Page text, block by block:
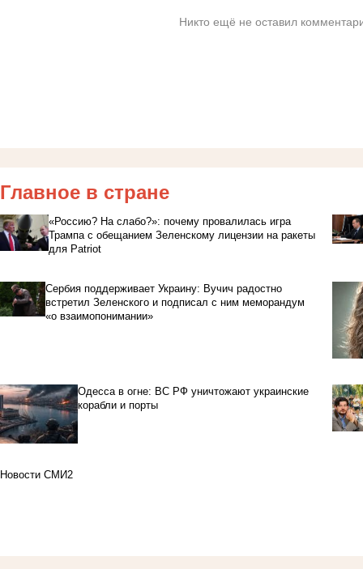
Никто ещё не оставил
Главное в стране
«Россию? На слабо?»: почему провалилась игра
Трампа с обещанием Зеленскому лицензии на ракеты
для Patriot
Сербия поддерживает Украину: Вучич радостно
встретил Зеленского и подписал с ним меморандум
«о взаимопонимании»
Одесса в огне: ВС РФ уничтожают украинские
корабли и порты
Новости СМИ2